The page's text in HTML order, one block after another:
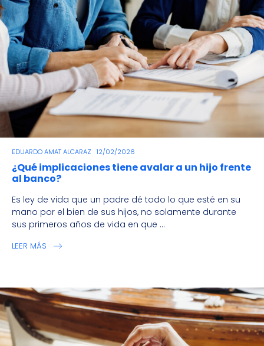
EDUARDO AMAT ALCARAZ 12/02/2026
¿Qué implicaciones tiene avalar a un hijo frente
al banco?
Es ley de vida que un padre dé todo lo que esté en su
mano por el bien de sus hijos, no solamente durante
sus primeros años de vida en que ...
LEER MÁS